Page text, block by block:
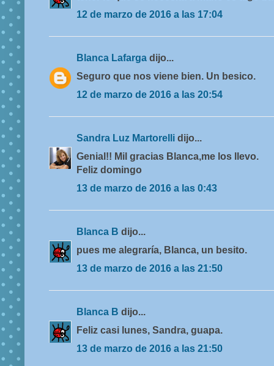
12 de marzo de 2016 a las 17:04
Blanca Lafarga dijo...
Seguro que nos viene bien. Un besico.
12 de marzo de 2016 a las 20:54
Sandra Luz Martorelli dijo...
Genial!! Mil gracias Blanca,me los llevo.
Feliz domingo
13 de marzo de 2016 a las 0:43
Blanca B dijo...
pues me alegraría, Blanca, un besito.
13 de marzo de 2016 a las 21:50
Blanca B dijo...
Feliz casi lunes, Sandra, guapa.
13 de marzo de 2016 a las 21:50